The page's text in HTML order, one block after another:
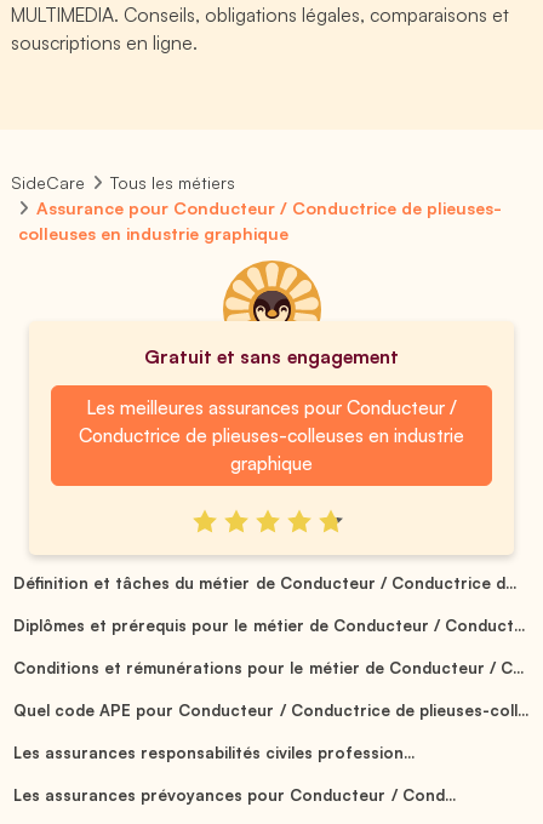
MULTIMEDIA. Conseils, obligations légales, comparaisons et
souscriptions en ligne.
SideCare
Tous les métiers
Assurance pour Conducteur / Conductrice de plieuses-
colleuses en industrie graphique
Gratuit et sans engagement
Les meilleures assurances pour Conducteur /
Conductrice de plieuses-colleuses en industrie
graphique
Définition et tâches du métier de Conducteur / Conductrice d...
Diplômes et prérequis pour le métier de Conducteur / Conduct...
Conditions et rémunérations pour le métier de Conducteur / C...
Quel code APE pour Conducteur / Conductrice de plieuses-coll...
Les assurances responsabilités civiles profession...
Les assurances prévoyances pour Conducteur / Cond...